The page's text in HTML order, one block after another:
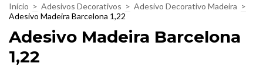
Início > Adesivos Decorativos > Adesivo Decorativo Madeira >
Adesivo Madeira Barcelona 1,22
Adesivo Madeira Barcelona
1,22